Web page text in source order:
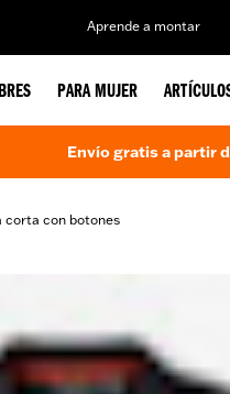
Aprende a montar
PARA MUJER
Envío gratis a partir
corta con botones